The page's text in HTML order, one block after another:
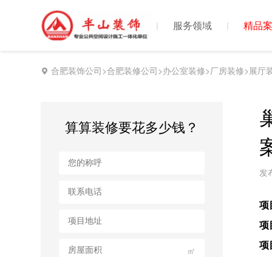
首页 服务领域 精品
合肥装饰公司>合肥装修公司>办公室装修>厂房装修>展厅
算算装修要花多少钱？
㎡
发
项
项
项